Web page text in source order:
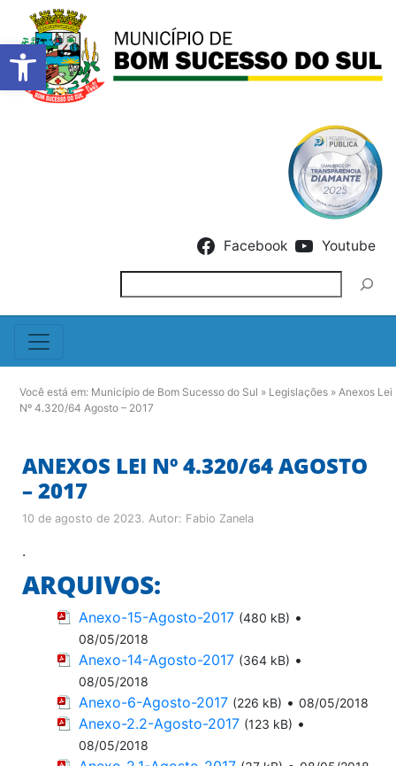
Barra de Ferramentas
Facebook Youtube
Você está em: Município de Bom Sucesso do Sul » Legislações » Anexos Lei
Nº 4.320/64 Agosto – 2017
ANEXOS LEI Nº 4.320/64 AGOSTO
– 2017
10 de agosto de 2023. Autor: Fabio Zanela
.
ARQUIVOS:
Anexo-15-Agosto-2017 (480 kB) •
08/05/2018
Anexo-14-Agosto-2017 (364 kB) •
08/05/2018
Anexo-6-Agosto-2017 (226 kB) • 08/05/2018
Anexo-2.2-Agosto-2017 (123 kB) •
08/05/2018